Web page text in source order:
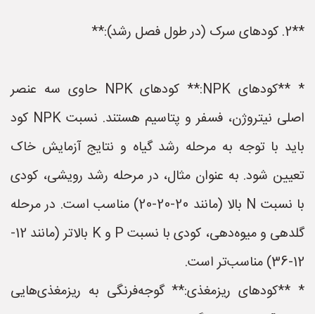
**2. کودهای سرک (در طول فصل رشد):**
* **کودهای NPK:** کودهای NPK حاوی سه عنصر
اصلی نیتروژن، فسفر و پتاسیم هستند. نسبت NPK کود
باید با توجه به مرحله رشد گیاه و نتایج آزمایش خاک
تعیین شود. به عنوان مثال، در مرحله رشد رویشی، کودی
با نسبت N بالا (مانند 20-20-20) مناسب است. در مرحله
گلدهی و میوه‌دهی، کودی با نسبت P و K بالاتر (مانند 12-
12-36) مناسب‌تر است.
* **کودهای ریزمغذی:** گوجه‌فرنگی به ریزمغذی‌هایی